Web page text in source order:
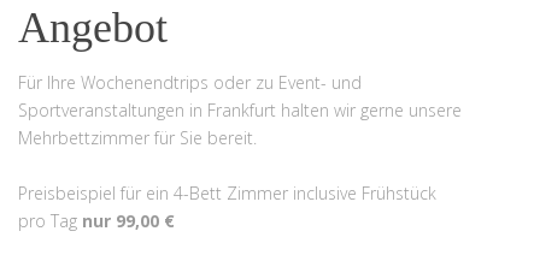
Angebot
Für Ihre Wochenendtrips oder zu Event- und
Sportveranstaltungen in Frankfurt halten wir gerne unsere
Mehrbettzimmer für Sie bereit.
Preisbeispiel für ein 4-Bett Zimmer inclusive Frühstück
pro Tag nur 99,00 €